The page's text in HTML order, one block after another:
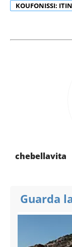
con altre
KOUFONISSI:
chebellavita
Guarda